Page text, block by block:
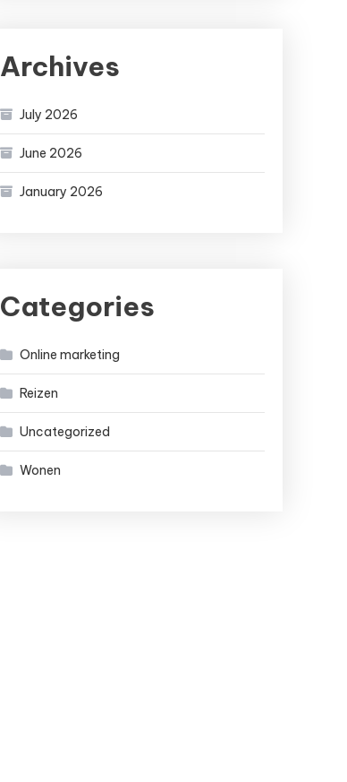
Archives
July 2026
June 2026
January 2026
Categories
Online marketing
Reizen
Uncategorized
Wonen